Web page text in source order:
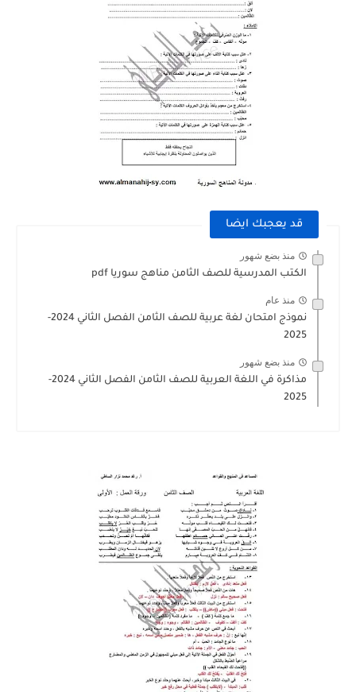
قد يعجبك ايضا
منذ بضع شهور
الكتب المدرسية للصف الثامن مناهج سوريا pdf
منذ عام
نموذج امتحان لغة عربية للصف الثامن الفصل الثاني 2024-
2025
منذ بضع شهور
مذاكرة في اللغة العربية للصف الثامن الفصل الثاني 2024-
2025